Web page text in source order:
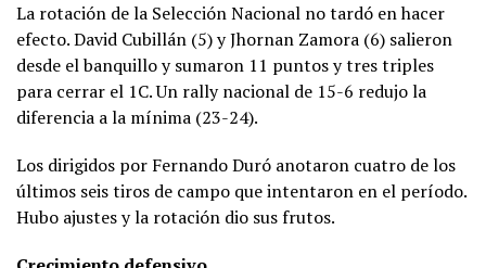
La rotación de la Selección Nacional no tardó en hacer
efecto. David Cubillán (5) y Jhornan Zamora (6) salieron
desde el banquillo y sumaron 11 puntos y tres triples
para cerrar el 1C. Un rally nacional de 15-6 redujo la
diferencia a la mínima (23-24).
Los dirigidos por Fernando Duró anotaron cuatro de los
últimos seis tiros de campo que intentaron en el período.
Hubo ajustes y la rotación dio sus frutos.